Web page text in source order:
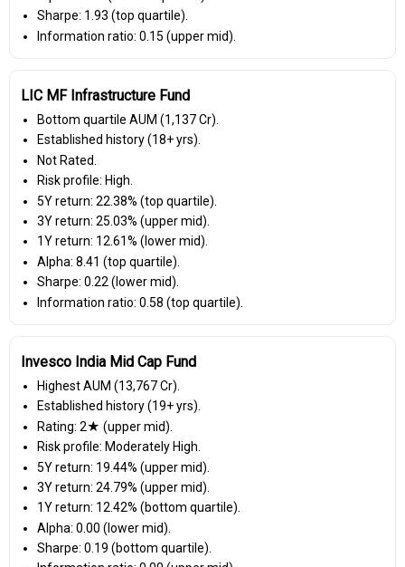
Sharpe: 1.93 (top quartile).
Information ratio: 0.15 (upper mid).
LIC MF Infrastructure Fund
Bottom quartile AUM (₹1,137 Cr).
Established history (18+ yrs).
Not Rated.
Risk profile: High.
5Y return: 22.38% (top quartile).
3Y return: 25.03% (upper mid).
1Y return: 12.61% (lower mid).
Alpha: 8.41 (top quartile).
Sharpe: 0.22 (lower mid).
Information ratio: 0.58 (top quartile).
Invesco India Mid Cap Fund
Highest AUM (₹13,767 Cr).
Established history (19+ yrs).
Rating: 2★ (upper mid).
Risk profile: Moderately High.
5Y return: 19.44% (upper mid).
3Y return: 24.79% (upper mid).
1Y return: 12.42% (bottom quartile).
Alpha: 0.00 (lower mid).
Sharpe: 0.19 (bottom quartile).